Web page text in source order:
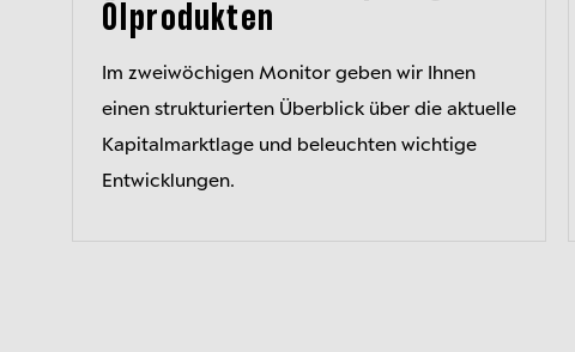
Ölprodukten
Im zweiwöchigen Monitor geben wir Ihnen
einen strukturierten Überblick über die aktuelle
Kapitalmarktlage und beleuchten wichtige
Entwicklungen.